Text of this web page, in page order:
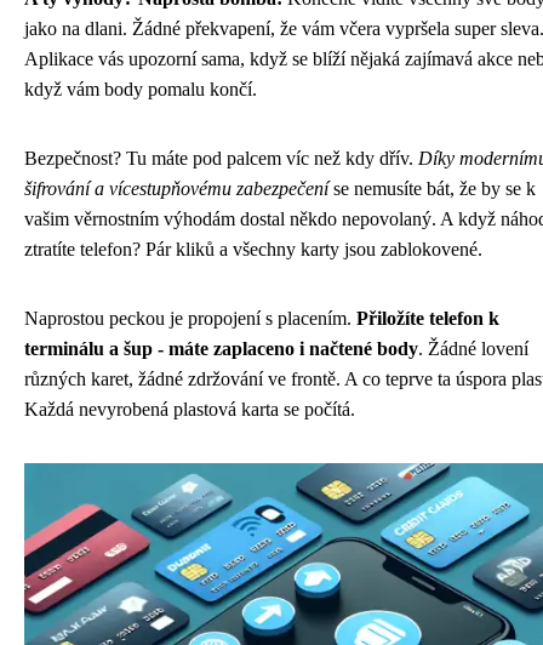
jako na dlani. Žádné překvapení, že vám včera vypršela super sleva.
Aplikace vás upozorní sama, když se blíží nějaká zajímavá akce
když vám body pomalu končí.
Bezpečnost? Tu máte pod palcem víc než kdy dřív. Díky
šifrování a vícestupňovému zabezpečeníse nemusíte bát, že by se k
vašim věrnostním výhodám dostal někdo nepovolaný. A když
ztratíte telefon? Pár kliků a všechny karty jsou zablokovené.
Naprostou peckou je propojení s placením. Přiložíte telefon k
terminálu a šup - máte zaplaceno i načtené body. Žádné lovení
různých karet, žádné zdržování ve frontě. A co teprve ta úspora
Každá nevyrobená plastová karta se počítá.